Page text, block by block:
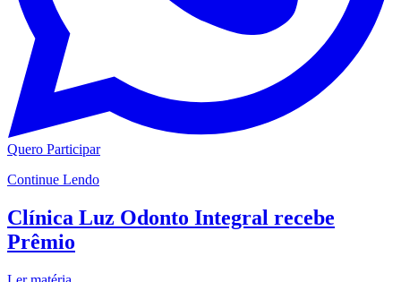
Quero Participar
Continue Lendo
Clínica Luz Odonto Integral recebe
Prêmio